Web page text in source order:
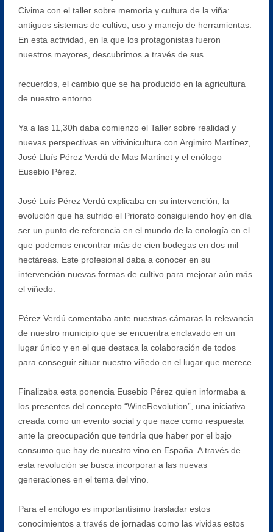
Civima con el taller sobre memoria y cultura de la viña:
antiguos sistemas de cultivo, uso y manejo de herramientas.
En esta actividad, en la que los protagonistas fueron
nuestros mayores, descubrimos a través de sus
recuerdos, el cambio que se ha producido en la agricultura
de nuestro entorno.
Ya a las 11,30h daba comienzo el Taller sobre realidad y
nuevas perspectivas en vitivinicultura con Argimiro Martínez,
José Lluís Pérez Verdú de Mas Martinet y el enólogo
Eusebio Pérez.
José Luís Pérez Verdú explicaba en su intervención, la
evolución que ha sufrido el Priorato consiguiendo hoy en día
ser un punto de referencia en el mundo de la enología en el
que podemos encontrar más de cien bodegas en dos mil
hectáreas. Este profesional daba a conocer en su
intervención nuevas formas de cultivo para mejorar aún más
el viñedo.
Pérez Verdú comentaba ante nuestras cámaras la relevancia
de nuestro municipio que se encuentra enclavado en un
lugar único y en el que destaca la colaboración de todos
para conseguir situar nuestro viñedo en el lugar que merece.
Finalizaba esta ponencia Eusebio Pérez quien informaba a
los presentes del concepto “WineRevolution”, una iniciativa
creada como un evento social y que nace como respuesta
ante la preocupación que tendría que haber por el bajo
consumo que hay de nuestro vino en España. A través de
esta revolución se busca incorporar a las nuevas
generaciones en el tema del vino.
Para el enólogo es importantísimo trasladar estos
conocimientos a través de jornadas como las vividas estos